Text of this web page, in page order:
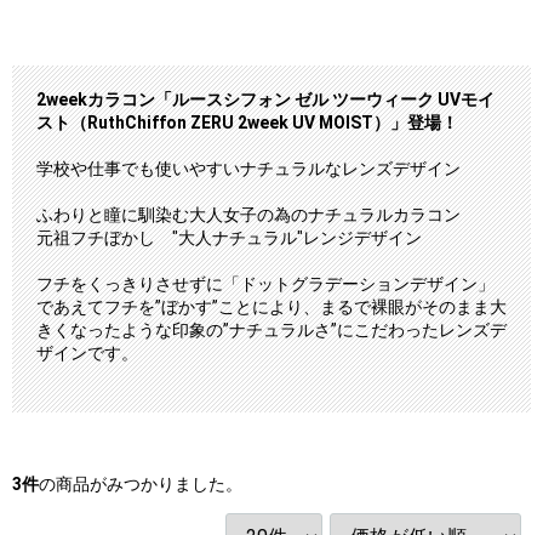
2weekカラコン「ルースシフォン ゼル ツーウィーク UVモイ
スト（RuthChiffon ZERU 2week UV MOIST）」登場！
学校や仕事でも使いやすいナチュラルなレンズデザイン
ふわりと瞳に馴染む大人女子の為のナチュラルカラコン
元祖フチぼかし "大人ナチュラル"レンジデザイン
フチをくっきりさせずに「ドットグラデーションデザイン」
であえてフチを”ぼかす”ことにより、まるで裸眼がそのまま大
きくなったような印象の”ナチュラルさ”にこだわったレンズデ
ザインです。
3件の商品がみつかりました。